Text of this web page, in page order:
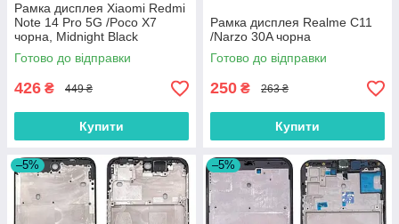
Рамка дисплея Xiaomi Redmi
Note 14 Pro 5G /Poco X7
чорна, Midnight Black
Готово до відправки
426 ₴ 449 ₴
Купити
Рамка дисплея Realme C11
/Narzo 30A чорна
Готово до відправки
250 ₴ 263 ₴
Купити
–5% –5%